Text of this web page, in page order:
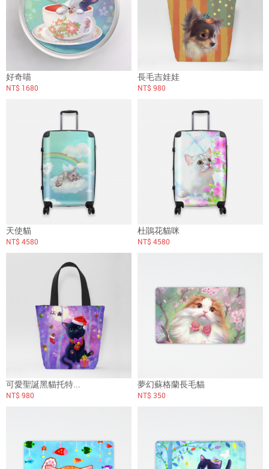
好奇喵
NT$ 1680
長毛吉娃娃
NT$ 980
天使貓
NT$ 4580
杜鵑花貓咪
NT$ 4580
可愛聖誕黑貓托特...
NT$ 980
夢幻蘇格蘭長毛貓
NT$ 350